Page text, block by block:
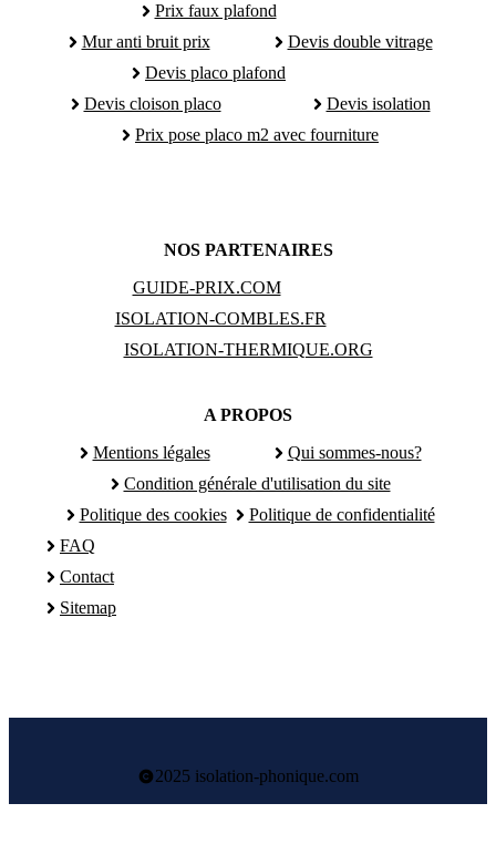
Prix faux plafond
Mur anti bruit prix
Devis double vitrage
Devis placo plafond
Devis cloison placo
Devis isolation
Prix pose placo m2 avec fourniture
NOS PARTENAIRES
GUIDE-PRIX.COM
ISOLATION-COMBLES.FR
ISOLATION-THERMIQUE.ORG
A PROPOS
Mentions légales
Qui sommes-nous?
Condition générale d'utilisation du site
Politique des cookies
Politique de confidentialité
FAQ
Contact
Sitemap
2025 isolation-phonique.com